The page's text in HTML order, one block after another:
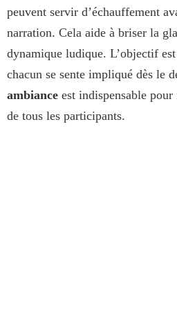
peuvent servir d’échauffement
narration. Cela aide à briser la
dynamique ludique. L’objectif
chacun se sente impliqué dès le
ambiance est indispensable
de tous les participants.